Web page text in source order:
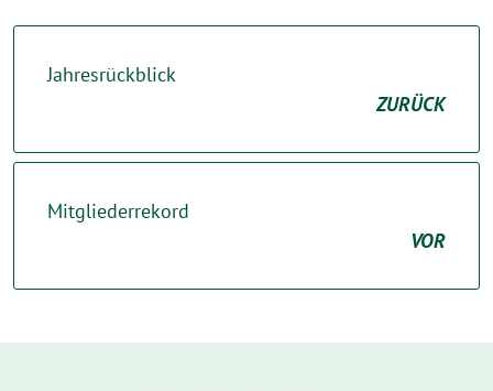
Jahresrückblick
ZURÜCK
Mitgliederrekord
VOR